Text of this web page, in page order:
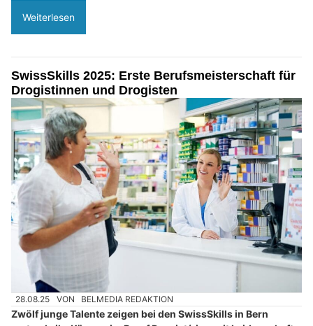
Weiterlesen
SwissSkills 2025: Erste Berufsmeisterschaft für
Drogistinnen und Drogisten
28.08.25 VON BELMEDIA REDAKTION
Zwölf junge Talente zeigen bei den SwissSkills in Bern